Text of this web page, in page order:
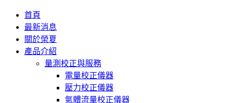
首頁
最新消息
關於榮夏
產品介紹
量測校正與服務
電量校正儀器
壓力校正儀器
氣體流量校正儀器